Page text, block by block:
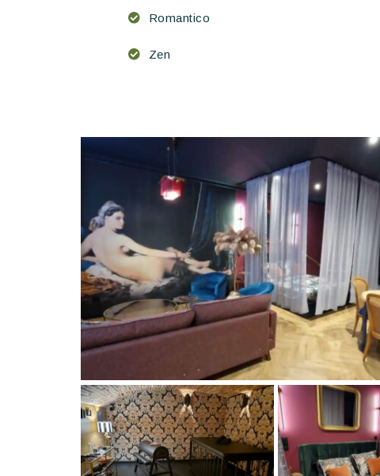
Romantico
Zen